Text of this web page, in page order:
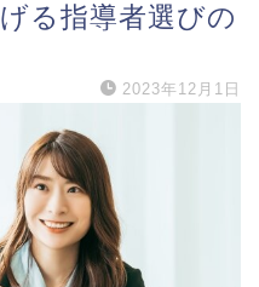
る指導者選びの
2023年12月1日